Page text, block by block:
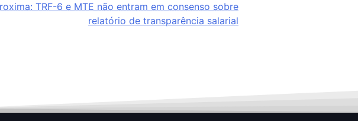
TRF-6 e MTE não entram em consenso sobre
relatório de transparência salarial